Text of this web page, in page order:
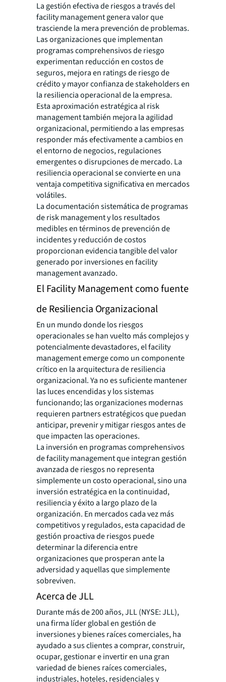
La gestión efectiva de riesgos a través del
facility management genera valor que
trasciende la mera prevención de problemas.
Las organizaciones que implementan
programas comprehensivos de riesgo
experimentan reducción en costos de
seguros, mejora en ratings de riesgo de
crédito y mayor confianza de stakeholders en
la resiliencia operacional de la empresa.
Esta aproximación estratégica al risk
management también mejora la agilidad
organizacional, permitiendo a las empresas
responder más efectivamente a cambios en
el entorno de negocios, regulaciones
emergentes o disrupciones de mercado. La
resiliencia operacional se convierte en una
ventaja competitiva significativa en mercados
volátiles.
La documentación sistemática de programas
de risk management y los resultados
medibles en términos de prevención de
incidentes y reducción de costos
proporcionan evidencia tangible del valor
generado por inversiones en facility
management avanzado.
El Facility Management como fuente
de Resiliencia Organizacional
En un mundo donde los riesgos
operacionales se han vuelto más complejos y
potencialmente devastadores, el facility
management emerge como un componente
crítico en la arquitectura de resiliencia
organizacional. Ya no es suficiente mantener
las luces encendidas y los sistemas
funcionando; las organizaciones modernas
requieren partners estratégicos que puedan
anticipar, prevenir y mitigar riesgos antes de
que impacten las operaciones.
La inversión en programas comprehensivos
de facility management que integran gestión
avanzada de riesgos no representa
simplemente un costo operacional, sino una
inversión estratégica en la continuidad,
resiliencia y éxito a largo plazo de la
organización. En mercados cada vez más
competitivos y regulados, esta capacidad de
gestión proactiva de riesgos puede
determinar la diferencia entre
organizaciones que prosperan ante la
adversidad y aquellas que simplemente
sobreviven.
Acerca de JLL
Durante más de 200 años, JLL (NYSE: JLL),
una firma líder global en gestión de
inversiones y bienes raíces comerciales, ha
ayudado a sus clientes a comprar, construir,
ocupar, gestionar e invertir en una gran
variedad de bienes raíces comerciales,
industriales, hoteles, residenciales y